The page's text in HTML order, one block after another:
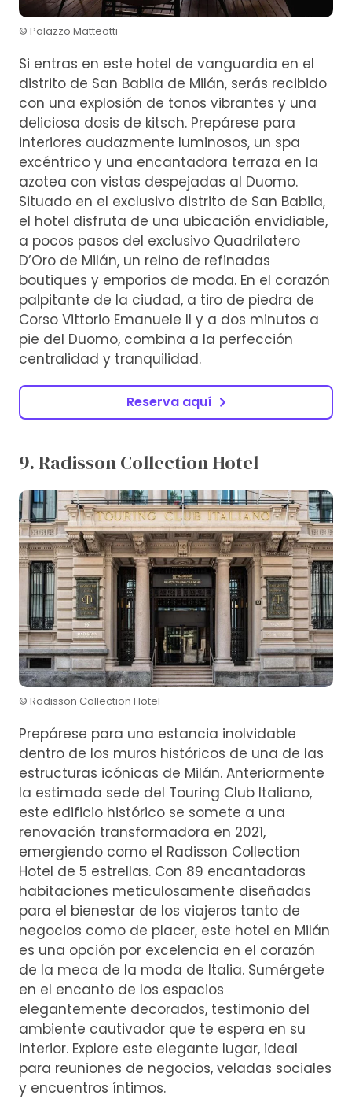
© Palazzo Matteotti
Si entras en este hotel de vanguardia en el
distrito de San Babila de Milán, serás recibido
con una explosión de tonos vibrantes y una
deliciosa dosis de kitsch. Prepárese para
interiores audazmente luminosos, un spa
excéntrico y una encantadora terraza en la
azotea con vistas despejadas al Duomo.
Situado en el exclusivo distrito de San Babila,
el hotel disfruta de una ubicación envidiable,
a pocos pasos del exclusivo Quadrilatero
D’Oro de Milán, un reino de refinadas
boutiques y emporios de moda. En el corazón
palpitante de la ciudad, a tiro de piedra de
Corso Vittorio Emanuele II y a dos minutos a
pie del Duomo, combina a la perfección
centralidad y tranquilidad.
Reserva aquí
9. Radisson Collection Hotel
© Radisson Collection Hotel
Prepárese para una estancia inolvidable
dentro de los muros históricos de una de las
estructuras icónicas de Milán. Anteriormente
la estimada sede del Touring Club Italiano,
este edificio histórico se somete a una
renovación transformadora en 2021,
emergiendo como el Radisson Collection
Hotel de 5 estrellas. Con 89 encantadoras
habitaciones meticulosamente diseñadas
para el bienestar de los viajeros tanto de
negocios como de placer, este hotel en Milán
es una opción por excelencia en el corazón
de la meca de la moda de Italia. Sumérgete
en el encanto de los espacios
elegantemente decorados, testimonio del
ambiente cautivador que te espera en su
interior. Explore este elegante lugar, ideal
para reuniones de negocios, veladas sociales
y encuentros íntimos.